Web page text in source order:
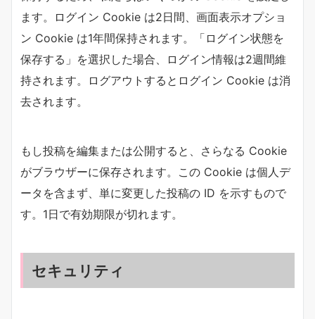
ます。ログイン Cookie は2日間、画面表示オプショ
ン Cookie は1年間保持されます。「ログイン状態を
保存する」を選択した場合、ログイン情報は2週間維
持されます。ログアウトするとログイン Cookie は消
去されます。
もし投稿を編集または公開すると、さらなる Cookie
がブラウザーに保存されます。この Cookie は個人デ
ータを含まず、単に変更した投稿の ID を示すもので
す。1日で有効期限が切れます。
セキュリティ